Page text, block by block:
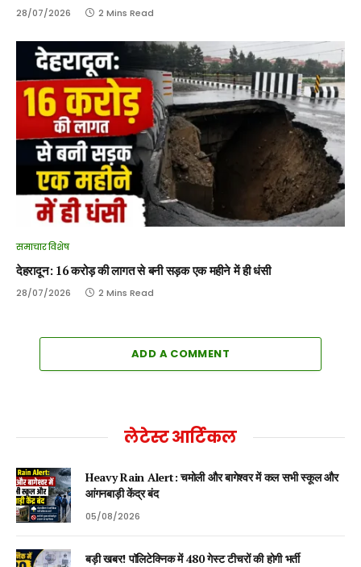
28/07/2026 2 Mins Read
समाचार विशेष
देहरादून: 16 करोड़ की लागत से बनी सड़क एक महीने में ही धंसी
28/07/2026 2 Mins Read
ADD A COMMENT
लेटेस्ट आर्टिकल
Heavy Rain Alert: चमोली और बागेश्वर में कल सभी स्कूल और
आंगनबाड़ी केंद्र बंद
05/08/2026
बड़ी खबर! पॉलिटेक्निक में 480 गेस्ट टीचरों की होगी भर्ती